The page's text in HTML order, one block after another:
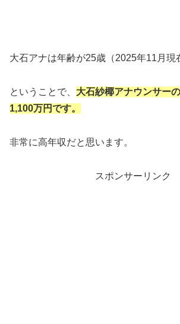
大石アナは年齢が25歳（2025年11月現
ということで、 大石紗椰アナウンサー
1,100万円です。
非常に高年収だと思います。
スポンサーリンク